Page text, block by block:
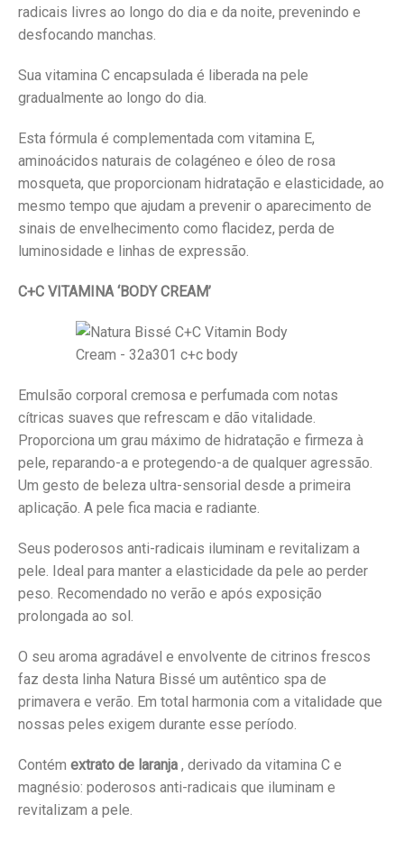
radicais livres ao longo do dia e da noite, prevenindo e
desfocando manchas.
Sua vitamina C encapsulada é liberada na pele
gradualmente ao longo do dia.
Esta fórmula é complementada com vitamina E,
aminoácidos naturais de colagéneo e óleo de rosa
mosqueta, que proporcionam hidratação e elasticidade, ao
mesmo tempo que ajudam a prevenir o aparecimento de
sinais de envelhecimento como flacidez, perda de
luminosidade e linhas de expressão.
C+C VITAMINA ‘BODY CREAM’
Emulsão corporal cremosa e perfumada com notas
cítricas suaves que refrescam e dão vitalidade.
Proporciona um grau máximo de hidratação e firmeza à
pele, reparando-a e protegendo-a de qualquer agressão.
Um gesto de beleza ultra-sensorial desde a primeira
aplicação. A pele fica macia e radiante.
Seus poderosos anti-radicais iluminam e revitalizam a
pele. Ideal para manter a elasticidade da pele ao perder
peso. Recomendado no verão e após exposição
prolongada ao sol.
O seu aroma agradável e envolvente de citrinos frescos
faz desta linha Natura Bissé um autêntico spa de
primavera e verão. Em total harmonia com a vitalidade que
nossas peles exigem durante esse período.
Contém extrato de laranja , derivado da vitamina C e
magnésio: poderosos anti-radicais que iluminam e
revitalizam a pele.